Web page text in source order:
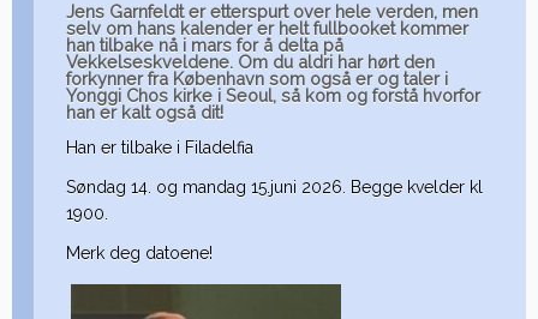
Jens Garnfeldt er etterspurt over hele verden, men
selv om hans kalender er helt fullbooket kommer
han tilbake nå i mars for å delta på
Vekkelseskveldene. Om du aldri har hørt den
forkynner fra København som også er og taler i
Yonggi Chos kirke i Seoul, så kom og forstå hvorfor
han er kalt også dit!
Han er tilbake i Filadelfia
Søndag 14. og mandag 15.juni 2026. Begge kvelder kl
1900.
Merk deg datoene!